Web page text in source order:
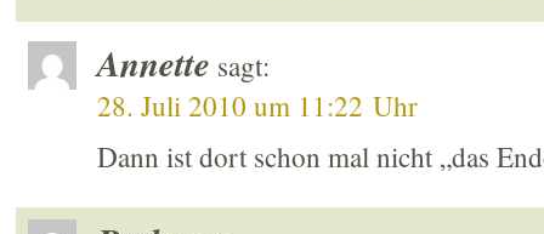
Annette sagt:
28. Juli 2010 um 11:22 Uhr
Dann ist dort schon mal nicht „das